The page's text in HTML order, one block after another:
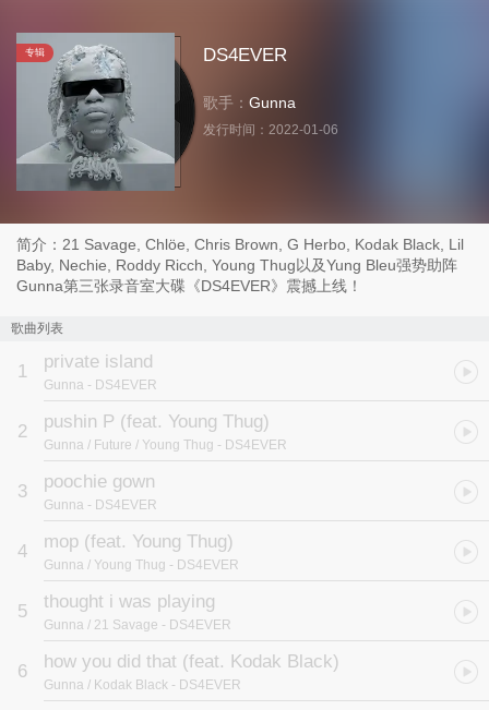
专辑 DS4EVER
歌手： Gunna
发行时间： 2022-01-06
简介：21 Savage, Chlöe, Chris Brown, G Herbo, Kodak Black, Lil
Baby, Nechie, Roddy Ricch, Young Thug以及Yung Bleu强势助阵
Gunna第三张录音室大碟《DS4EVER》震撼上线！
歌曲列表
1 private island
Gunna - DS4EVER
2 pushin P (feat. Young Thug)
Gunna / Future / Young Thug - DS4EVER
3 poochie gown
Gunna - DS4EVER
4 mop (feat. Young Thug)
Gunna / Young Thug - DS4EVER
5 thought i was playing
Gunna / 21 Savage - DS4EVER
6 how you did that (feat. Kodak Black)
Gunna / Kodak Black - DS4EVER